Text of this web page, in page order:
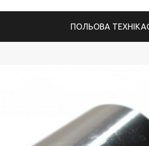
ПОЛЬОВА ТЕХНІКА